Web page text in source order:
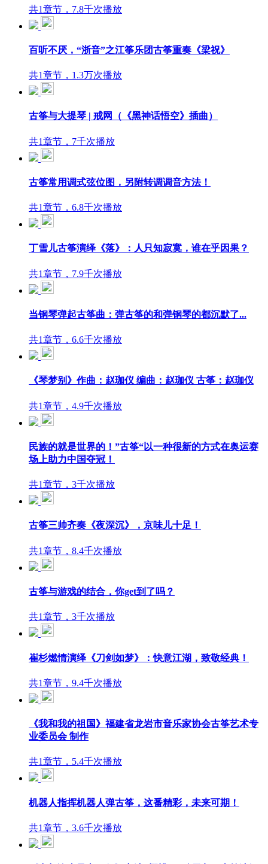
共1章节，7.8千次播放
百听不厌，“浙音”之江筝乐团古筝重奏《梁祝》
共1章节，1.3万次播放
古筝与大提琴 | 戒网（《黑神话悟空》插曲）
共1章节，7千次播放
古筝常用调式弦位图，另附转调调音方法！
共1章节，6.8千次播放
丁雪儿古筝演绎《落》：人只知寂寞，谁在乎因果？
共1章节，7.9千次播放
当钢琴弹起古筝曲：弹古筝的和弹钢琴的都沉默了...
共1章节，6.6千次播放
《琴梦别》作曲：赵珈仪 编曲：赵珈仪 古筝：赵珈仪
共1章节，4.9千次播放
民族的就是世界的！”古筝“以一种很新的方式在奥运赛
场上助力中国夺冠！
共1章节，3千次播放
古筝三帅齐奏《夜深沉》，京味儿十足！
共1章节，8.4千次播放
古筝与游戏的结合，你get到了吗？
共1章节，3千次播放
崔杉燃情演绎《刀剑如梦》：快意江湖，致敬经典！
共1章节，9.4千次播放
《我和我的祖国》福建省龙岩市音乐家协会古筝艺术专
业委员会 制作
共1章节，5.4千次播放
机器人指挥机器人弹古筝，这番精彩，未来可期！
共1章节，3.6千次播放